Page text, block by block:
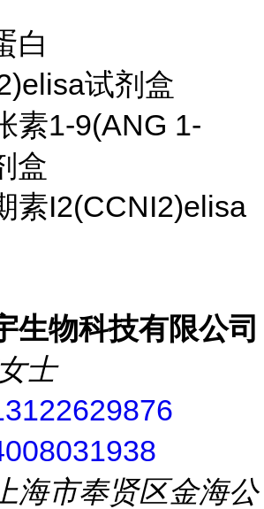
白
试剂盒
素1-9(ANG 1-
盒
素I2(CCNI2)elisa
生物科技有限公司
士
海市奉贤区金海公